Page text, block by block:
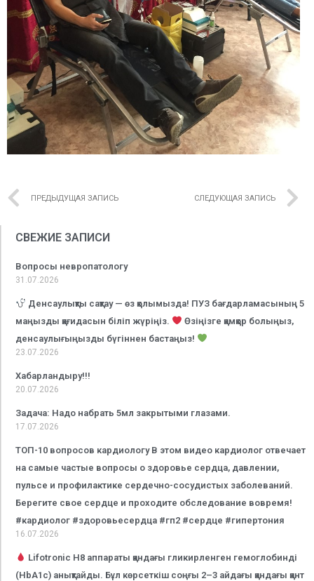
ПРЕДЫДУЩАЯ ЗАПИСЬ СЛЕДУЮЩАЯ ЗАПИСЬ
СВЕЖИЕ ЗАПИСИ
Вопросы невропатологу
31.07.2026
Денсаулықты сақтау — өз қолымызда! ПУЗ бағдарламасының 5
маңызды қағидасын біліп жүріңіз.
Өзіңізге қамқор болыңыз,
денсаулығыңызды бүгіннен бастаңыз!
23.07.2026
Хабарландыру!!!
20.07.2026
Задача: Надо набрать 5мл закрытыми глазами.
17.07.2026
ТОП-10 вопросов кардиологу В этом видео кардиолог отвечает
на самые частые вопросы о здоровье сердца, давлении,
пульсе и профилактике сердечно-сосудистых заболеваний.
Берегите свое сердце и проходите обследование вовремя!
#кардиолог #здоровьесердца #гп2 #сердце #гипертония
16.07.2026
Lifotronic H8 аппараты қандағы гликирленген гемоглобинді
(HbA1c) анықтайды. Бұл көрсеткіш соңғы 2–3 айдағы қандағы қант